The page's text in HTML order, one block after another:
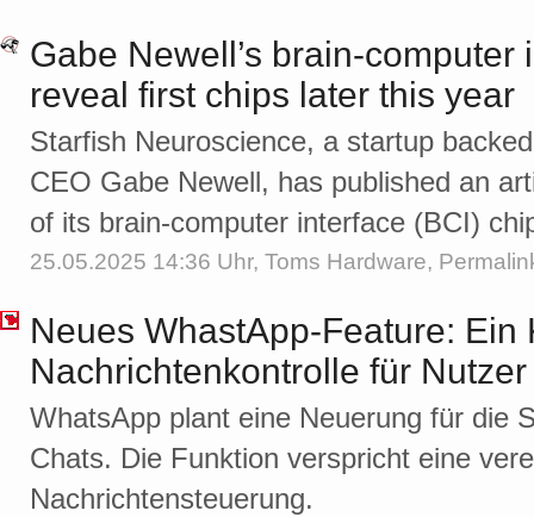
Gabe Newell’s brain-computer
reveal first chips later this year
Starfish Neuroscience, a startup
CEO Gabe Newell, has published an
of its brain-computer interface (BCI)
25.05.2025 14:36 Uhr, Toms Hardware,
Neues WhastApp-Feature: Ein
Nachrichtenkontrolle für Nutzer
WhatsApp plant eine Neuerung für die
Chats. Die Funktion verspricht eine
Nachrichtensteuerung.